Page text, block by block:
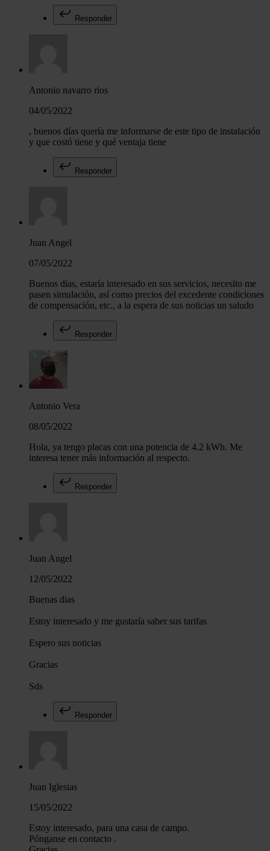
Responder
Antonio navarro rios
04/05/2022
, buenos días quería me informarse de este tipo de instalación
y que costó tiene y qué ventaja tiene
Responder
Juan Angel
07/05/2022
Buenos días, estaría interesado en sus servicios, necesito me
pasen simulación, así como precios del excedente condiciones
de compensación, etc., a la espera de sus noticias un saludo
Responder
Antonio Vera
08/05/2022
Hola, ya tengo placas con una potencia de 4.2 kWh. Me
interesa tener más información al respecto.
Responder
Juan Angel
12/05/2022
Buenas dias
Estoy interesado y me gustaría saber sus tarifas
Espero sus noticias
Gracias
Sds
Responder
Juan Iglesias
15/05/2022
Estoy interesado, para una casa de campo.
Pónganse en contacto .